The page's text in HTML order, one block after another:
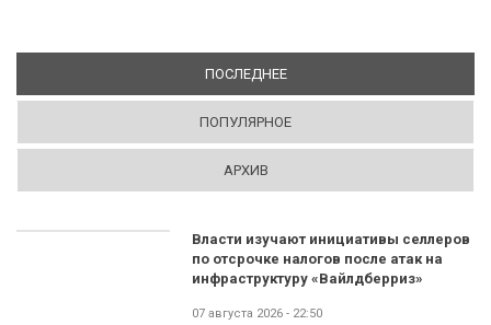
ПОСЛЕДНЕЕ(АКТИВНАЯ ВКЛАДКА)
ПОПУЛЯРНОЕ
АРХИВ
Власти изучают инициативы селлеров
по отсрочке налогов после атак на
инфраструктуру «Вайлдберриз»
07 августа 2026 - 22:50